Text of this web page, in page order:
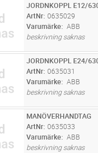
ST Lägg i
JORDNKOPPL E12/
ArtNr 0635029
Varumärke
ABB
beskrivning saknas
ST Lägg i
JORDNKOPPL E24/
ArtNr 0635031
Varumärke
ABB
beskrivning saknas
ST Lägg i
MANÖVERHANDTAG
ArtNr 0635033
Varumärke
ABB
beskrivning saknas